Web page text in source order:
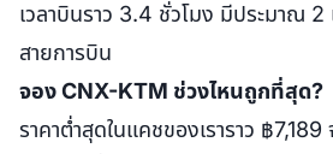
เวลาบินราว 3.4 ชั่วโมง มีประมาณ
สายการบิน
จอง CNX-KTM ช่วงไหนถูกที่สุด?
ราคาต่ำสุดในแคชของเราราว ฿